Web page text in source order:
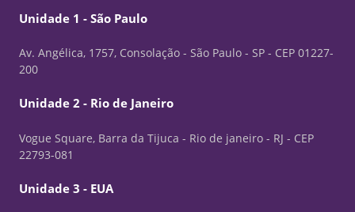
Unidade 1 - São Paulo
Av. Angélica, 1757, Consolação - São Paulo - SP - CEP 01227-
200
Unidade 2 - Rio de Janeiro
Vogue Square, Barra da Tijuca - Rio de janeiro - RJ - CEP
22793-081
Unidade 3 - EUA